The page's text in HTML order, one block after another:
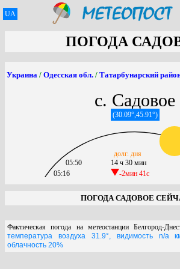
UA
ПОГОДА
Украина / Одесская обл. / Татарбунарский
с. Садовое
(30.09°,45.91°)
05:16
05:50
14 ч 30 мин
-2мин 41c
долг. дня
ПОГОДА САДОВОЕ
Фактическая погода на метеостанции Белгород-
температура воздуха 31.9°, видимость n/a
облачность 20%